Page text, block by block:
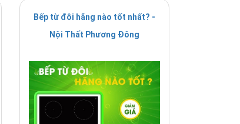
sáng bóng.
Bếp từ đôi hãng nào tốt nhất? -
Nội Thất Phương Đông